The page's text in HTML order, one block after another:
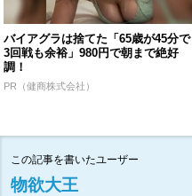
バイアグラは捨てた「65歳が45分で
3回戦も余裕」980円で朝まで絶好
調！
PR（健商株式会社）
この記事を書いたユーザー
物欲大王